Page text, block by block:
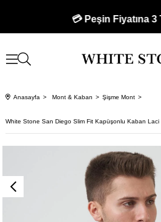
💳 Peşin Fiyatına 3
Anasayfa Mont & Kaban Şişme Mont
White Stone San Diego Slim Fit Kapüşonlu Kaban Laci